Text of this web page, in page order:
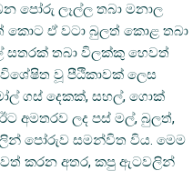
පෝරු ලෑල්ල තබා මනාල
කොට ඒ වටා බුලත් කොළ තබා
සතරක්‌ තබා විලක්‌කු හෙවත්
වූ පීඨිකාවක්‌ ලෙස
ගස්‌ දෙකක්‌, සහල්, ගොක්‌
අමතරව ලද පස්‌ මල්, බුලත්,
පෝරුව සමන්විත විය. මෙම
කරන අතර, කපු ඇටවලින්